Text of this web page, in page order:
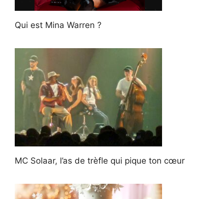
Qui est Mina Warren ?
MC Solaar, l’as de trèfle qui pique ton cœur